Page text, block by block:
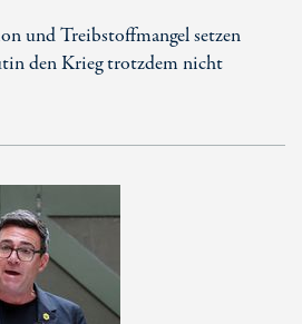
und Treibstoffmangel setzen
den Krieg trotzdem nicht